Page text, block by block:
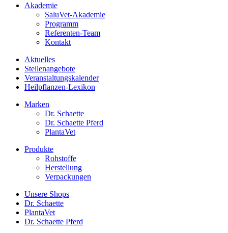
Akademie
SaluVet-Akademie
Programm
Referenten-Team
Kontakt
Aktuelles
Stellenangebote
Veranstaltungskalender
Heilpflanzen-Lexikon
Marken
Dr. Schaette
Dr. Schaette Pferd
PlantaVet
Produkte
Rohstoffe
Herstellung
Verpackungen
Unsere Shops
Dr. Schaette
PlantaVet
Dr. Schaette Pferd